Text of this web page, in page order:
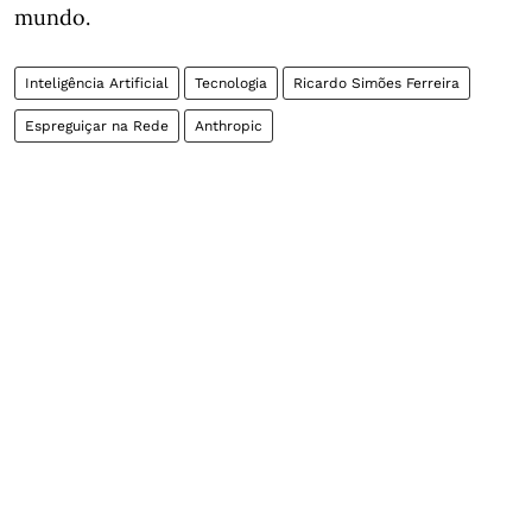
mundo.
Inteligência Artificial Tecnologia Ricardo Simões Ferreira
Espreguiçar na Rede Anthropic